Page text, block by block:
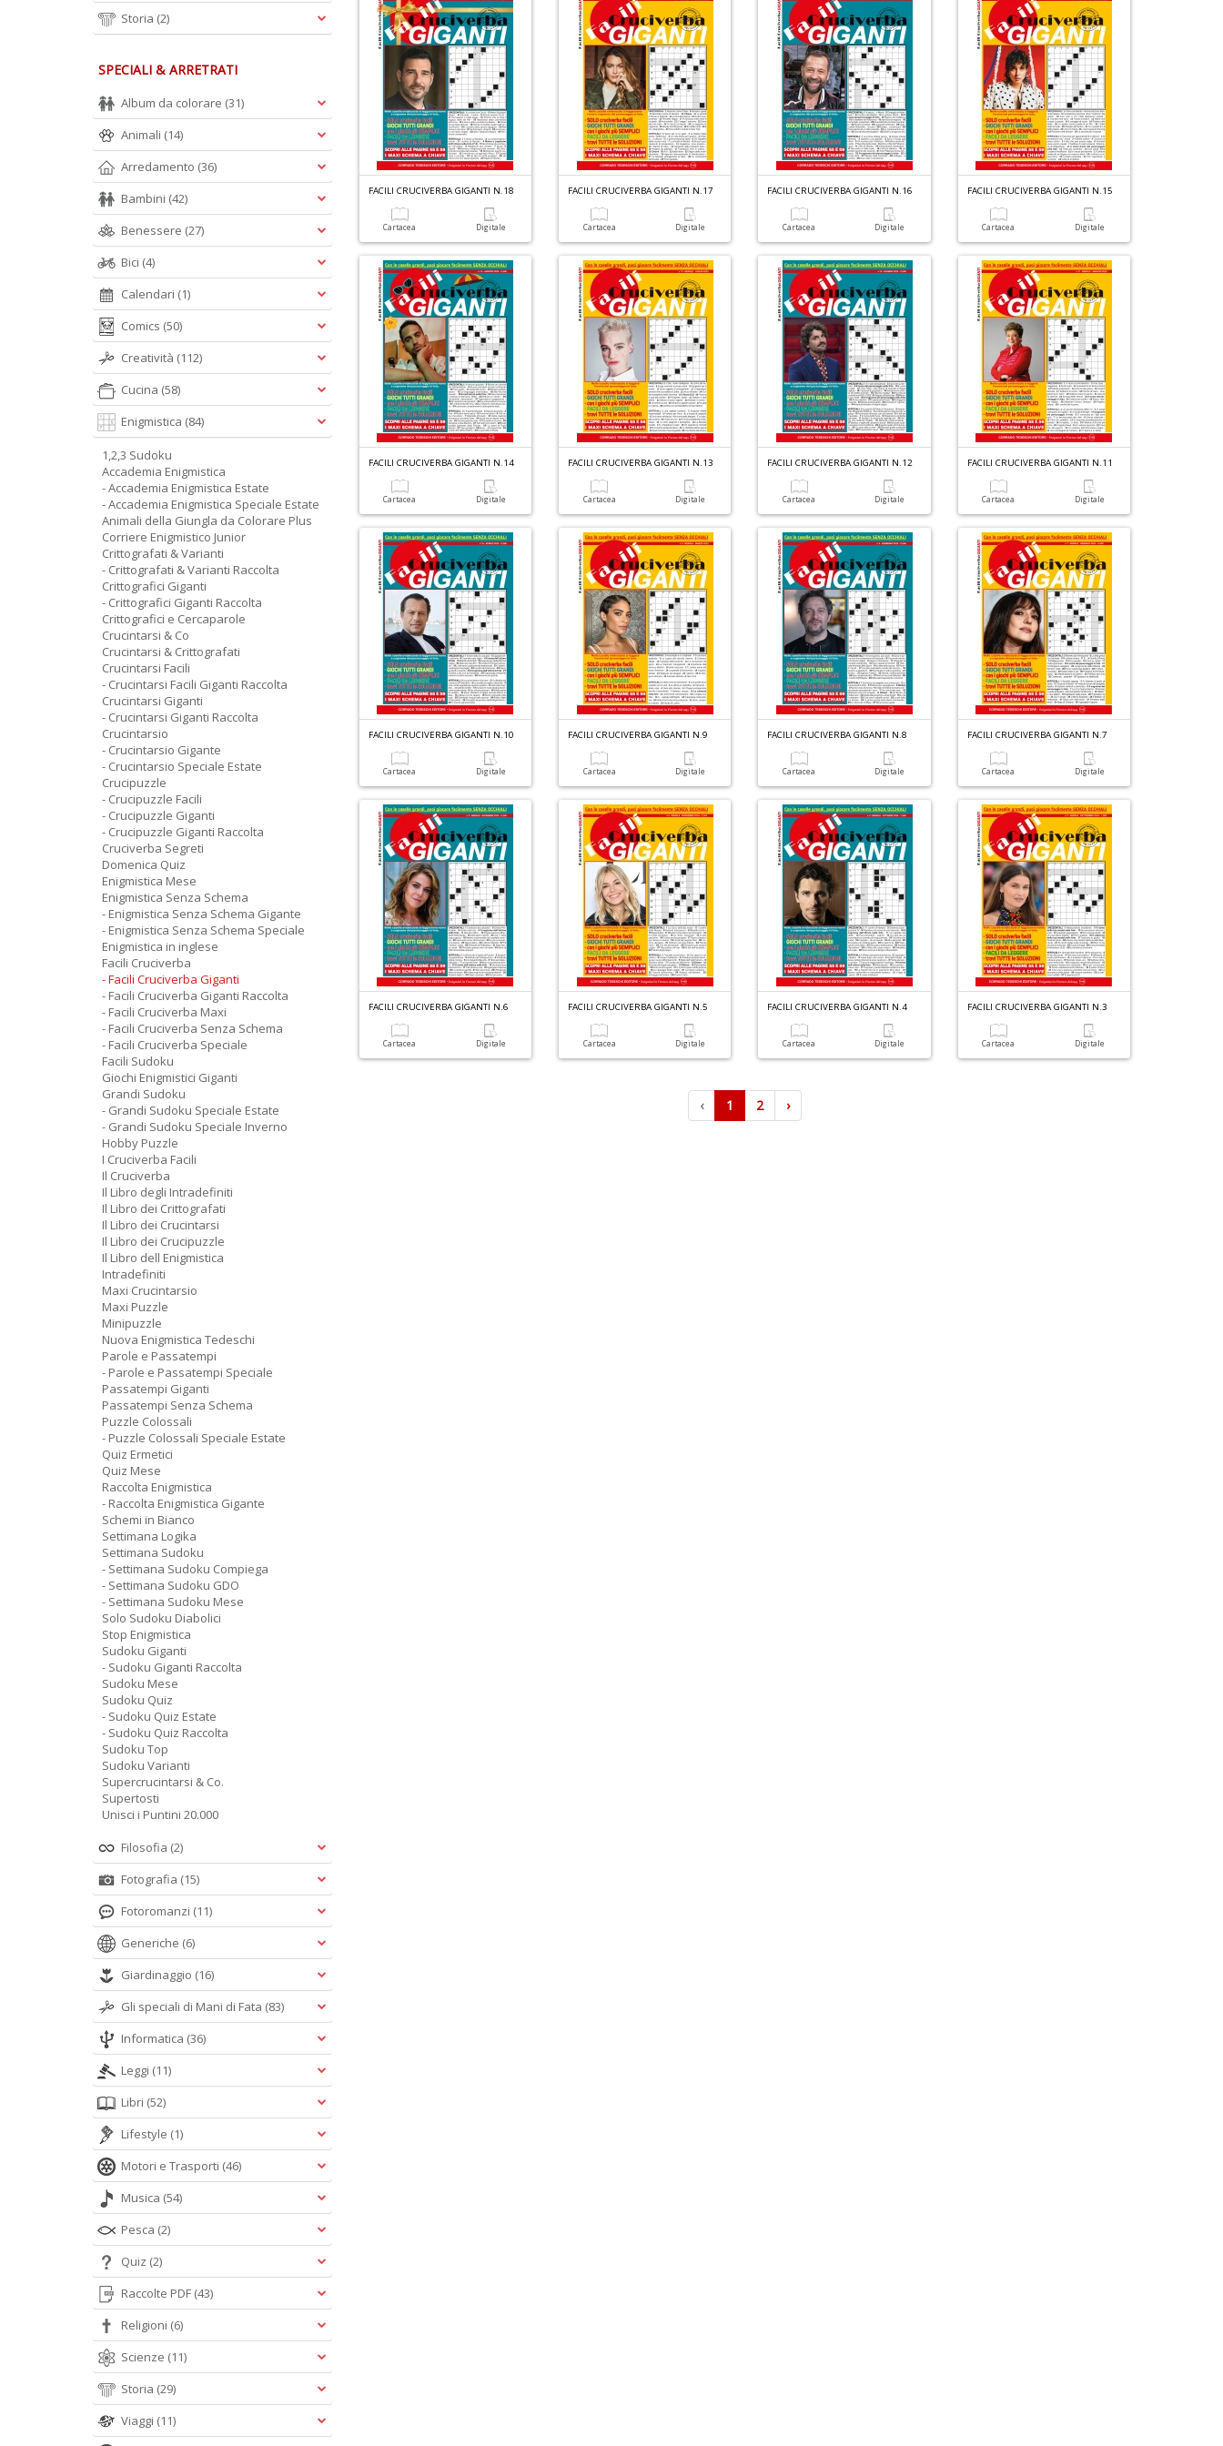
FACILI CRUCIVERBA GIGANTI N.18
Cartacea Digitale
FACILI CRUCIVERBA GIGANTI N.17
Cartacea Digitale
FACILI CRUCIVERBA GIGANTI N.16
Cartacea Digitale
FACILI CRUCIVERBA GIGANTI N.15
Cartacea Digitale
FACILI CRUCIVERBA GIGANTI N.14
Cartacea Digitale
FACILI CRUCIVERBA GIGANTI N.13
Cartacea Digitale
FACILI CRUCIVERBA GIGANTI N.12
Cartacea Digitale
FACILI CRUCIVERBA GIGANTI N.11
Cartacea Digitale
FACILI CRUCIVERBA GIGANTI N.10
Cartacea Digitale
FACILI CRUCIVERBA GIGANTI N.9
Cartacea Digitale
FACILI CRUCIVERBA GIGANTI N.8
Cartacea Digitale
FACILI CRUCIVERBA GIGANTI N.7
Cartacea Digitale
FACILI CRUCIVERBA GIGANTI N.6
Cartacea Digitale
FACILI CRUCIVERBA GIGANTI N.5
Cartacea Digitale
FACILI CRUCIVERBA GIGANTI N.4
Cartacea Digitale
FACILI CRUCIVERBA GIGANTI N.3
Cartacea Digitale
‹ 1 2 ›
Storia (2)
SPECIALI & ARRETRATI
Album da colorare (31)
Animali (14)
Arredamento (36)
Bambini (42)
Benessere (27)
Bici (4)
Calendari (1)
Comics (50)
Creatività (112)
Cucina (58)
Enigmistica (84)
1,2,3 Sudoku
Accademia Enigmistica
- Accademia Enigmistica Estate
- Accademia Enigmistica Speciale Estate
Animali della Giungla da Colorare Plus
Corriere Enigmistico Junior
Crittografati & Varianti
- Crittografati & Varianti Raccolta
Crittografici Giganti
- Crittografici Giganti Raccolta
Crittografici e Cercaparole
Crucintarsi & Co
Crucintarsi & Crittografati
Crucintarsi Facili
- Crucintarsi Facili Giganti Raccolta
Crucintarsi Giganti
- Crucintarsi Giganti Raccolta
Crucintarsio
- Crucintarsio Gigante
- Crucintarsio Speciale Estate
Crucipuzzle
- Crucipuzzle Facili
- Crucipuzzle Giganti
- Crucipuzzle Giganti Raccolta
Cruciverba Segreti
Domenica Quiz
Enigmistica Mese
Enigmistica Senza Schema
- Enigmistica Senza Schema Gigante
- Enigmistica Senza Schema Speciale
Enigmistica in inglese
Facili Cruciverba
- Facili Cruciverba Giganti
- Facili Cruciverba Giganti Raccolta
- Facili Cruciverba Maxi
- Facili Cruciverba Senza Schema
- Facili Cruciverba Speciale
Facili Sudoku
Giochi Enigmistici Giganti
Grandi Sudoku
- Grandi Sudoku Speciale Estate
- Grandi Sudoku Speciale Inverno
Hobby Puzzle
I Cruciverba Facili
Il Cruciverba
Il Libro degli Intradefiniti
Il Libro dei Crittografati
Il Libro dei Crucintarsi
Il Libro dei Crucipuzzle
Il Libro dell Enigmistica
Intradefiniti
Maxi Crucintarsio
Maxi Puzzle
Minipuzzle
Nuova Enigmistica Tedeschi
Parole e Passatempi
- Parole e Passatempi Speciale
Passatempi Giganti
Passatempi Senza Schema
Puzzle Colossali
- Puzzle Colossali Speciale Estate
Quiz Ermetici
Quiz Mese
Raccolta Enigmistica
- Raccolta Enigmistica Gigante
Schemi in Bianco
Settimana Logika
Settimana Sudoku
- Settimana Sudoku Compiega
- Settimana Sudoku GDO
- Settimana Sudoku Mese
Solo Sudoku Diabolici
Stop Enigmistica
Sudoku Giganti
- Sudoku Giganti Raccolta
Sudoku Mese
Sudoku Quiz
- Sudoku Quiz Estate
- Sudoku Quiz Raccolta
Sudoku Top
Sudoku Varianti
Supercrucintarsi & Co.
Supertosti
Unisci i Puntini 20.000
Filosofia (2)
Fotografia (15)
Fotoromanzi (11)
Generiche (6)
Giardinaggio (16)
Gli speciali di Mani di Fata (83)
Informatica (36)
Leggi (11)
Libri (52)
Lifestyle (1)
Motori e Trasporti (46)
Musica (54)
Pesca (2)
Quiz (2)
Raccolte PDF (43)
Religioni (6)
Scienze (11)
Storia (29)
Viaggi (11)